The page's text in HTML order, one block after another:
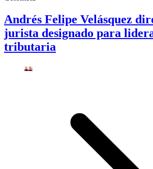
Andrés Felipe Velásquez
jurista designado para
tributaria